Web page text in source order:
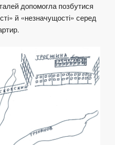
допомогла позбутися
й «незначущості» серед